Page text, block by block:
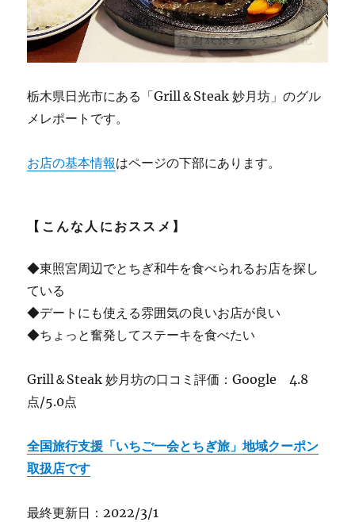
栃木県日光市にある「Grill＆Steak 妙月坊」のグル
メレポートです。
お店の基本情報はページの下部にあります。
【こんな人におススメ】
◆東照宮周辺でとちぎ和牛を食べられるお店を探し
ている
◆デートにも使える雰囲気の良いお店が良い
◆ちょっと奮発してステーキを食べたい
Grill＆Steak 妙月坊の口コミ評価：Google 4.8
点/5.0点
全国旅行支援「いちご一会とちぎ旅」地域クーポン
取扱店です
最終更新日：2022/3/1